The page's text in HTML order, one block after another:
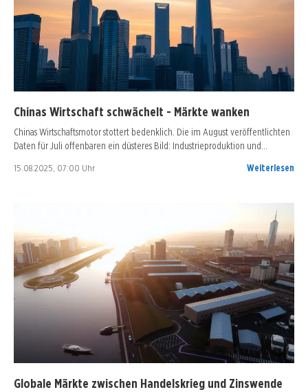
Chinas Wirtschaft schwächelt - Märkte wanken
Chinas Wirtschaftsmotor stottert bedenklich. Die im August veröffentlichten
Daten für Juli offenbaren ein düsteres Bild: Industrieproduktion und…
15.08.2025, 07:00 Uhr Weiterlesen
Globale Märkte zwischen Handelskrieg und Zinswende